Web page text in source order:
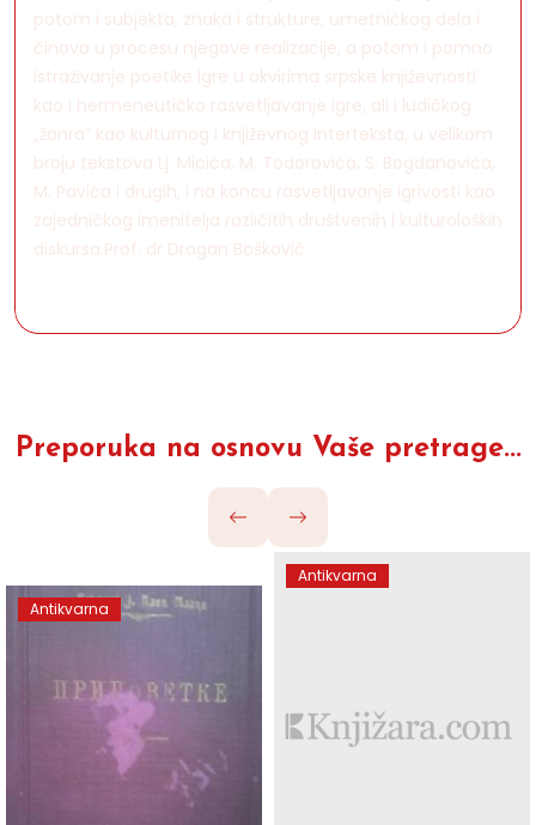
potom i subjekta, znaka i strukture, umetničkog dela i
činova u procesu njegove realizacije, a potom i pomno
istraživanje poetike igre u okvirima srpske književnosti
kao i hermeneutičko rasvetljavanje igre, ali i ludičkog
„žanra“ kao kulturnog i književnog interteksta, u velikom
broju tekstova Lj. Micića, M. Todorovića, S. Bogdanovića,
M. Pavića i drugih, i na koncu rasvetljavanje igrivosti kao
zajedničkog imenitelja različitih društvenih i kulturoloških
diskursa.Prof. dr Dragan Bošković
Preporuka na osnovu Vaše pretrage...
Antikvarna
Antikvarna